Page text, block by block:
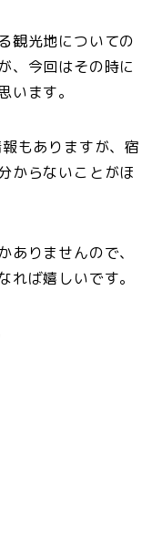
観光地についての
、今回はその時に
います。
もありますが、宿
からないことがほ
ありませんので、
れば嬉しいです。